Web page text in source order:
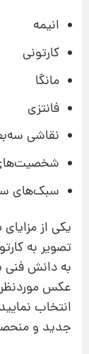
انیمه
کارتونی
مانگا
فانتزی
نقاشی
سبک‌های
تصویر به
به دانش فنی
عکس موردنظر
انتخاب
جدید و